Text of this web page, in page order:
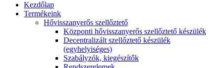
Kezdőlap
Termékeink
Hővisszanyerős szellőztető
Központi hővisszanyerős szellőztető készülék
Decentralizált szellőztető készülék
(egyhelyiséges)
Szabályzók, kiegészítők